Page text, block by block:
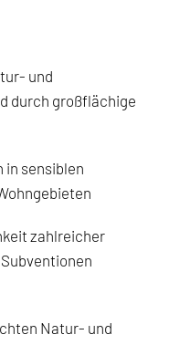
und
durch großflächige
in sensiblen
zahlreicher
Natur- und